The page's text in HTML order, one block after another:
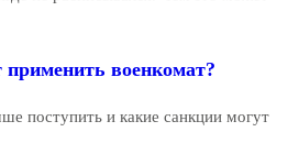
военкомат?
поступить и какие санкции могут